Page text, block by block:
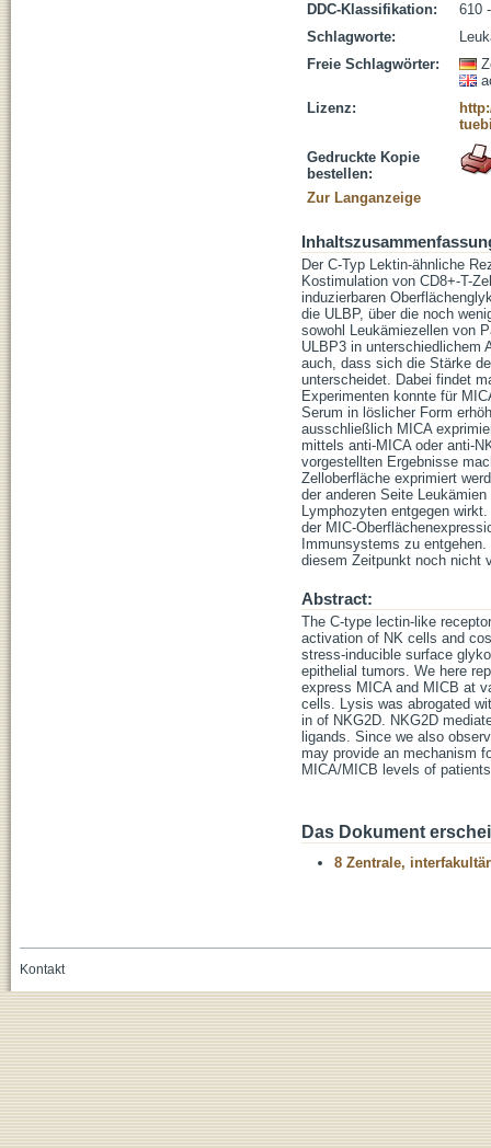
DDC-Klassifikation:
610
Schlagworte:
Freie Schlagwörter:
Lizenz:
Gedruckte Kopie
bestellen:
Zur Langanzeige
Der C-Typ Lektin-ähnliche
Kostimulation von CD8+-T-
induzierbaren
die ULBP, über die noch
sowohl Leukämiezellen von
ULBP3 in unterschiedlichem
auch, dass sich die Stärke
unterscheidet. Dabei findet
Experimenten konnte für
Serum in löslicher Form
ausschließlich MICA
mittels anti-MICA oder anti-
vorgestellten Ergebnisse
Zelloberfläche exprimiert
der anderen Seite
Lymphozyten entgegen
der MIC-
Immunsystems zu
diesem Zeitpunkt noch nicht
Abstract:
The C-type lectin-like
activation of NK cells and
stress-inducible surface
epithelial tumors. We here
express MICA and MICB at
cells. Lysis was abrogated
in of NKG2D. NKG2D
ligands. Since we also
may provide an mechanism
MICA/MICB levels of
Das Dokument
8 Zentrale,
Kontakt